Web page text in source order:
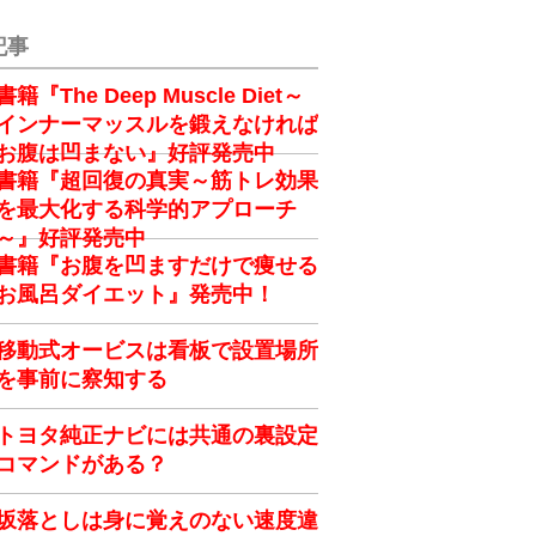
事
籍『The Deep Muscle Diet～
ンナーマッスルを鍛えなければ
腹は凹まない』好評発売中
籍『超回復の真実～筋トレ効果
最大化する科学的アプローチ
』好評発売中
籍『お腹を凹ますだけで痩せる
風呂ダイエット』発売中！
動式オービスは看板で設置場所
事前に察知する
ヨタ純正ナビには共通の裏設定
マンドがある？
落としは身に覚えのない速度違